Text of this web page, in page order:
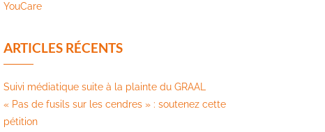
YouCare
ARTICLES RÉCENTS
Suivi médiatique suite à la plainte du GRAAL
« Pas de fusils sur les cendres » : soutenez cette
pétition​